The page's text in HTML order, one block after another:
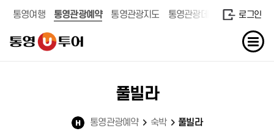
통영여행 통영관광예약 통영관광지도 통영관광데이터 로그인
풀빌라
통영관광예약 숙박 풀빌라